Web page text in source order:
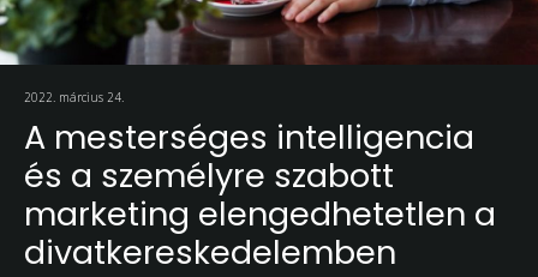
2022. március 24.
A mesterséges intelligencia
és a személyre szabott
marketing elengedhetetlen a
divatkereskedelemben